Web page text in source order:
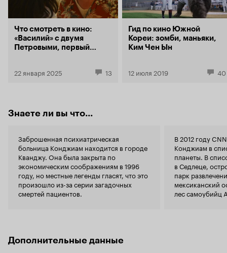
Что смотреть в кино:
«Василий» с двумя
Петровыми, первый
22 января 2025 13
Гид по кино Южной
Кореи: зомби, маньяки,
Ким Чен Ын
12 июля 2019 40
Знаете ли вы что...
Заброшенная психиатрическая
больница Конджиам находится в городе
Кванджу. Она была закрыта по
экономическим соображениям в 1996
году, но местные легенды гласят, что это
произошло из-за серии загадочных
смертей пациентов.
В 2012 году
Конджиам в
планеты. В
в Седлеце,
парк
мексиканский
лес самоубийц
Дополнительные данные